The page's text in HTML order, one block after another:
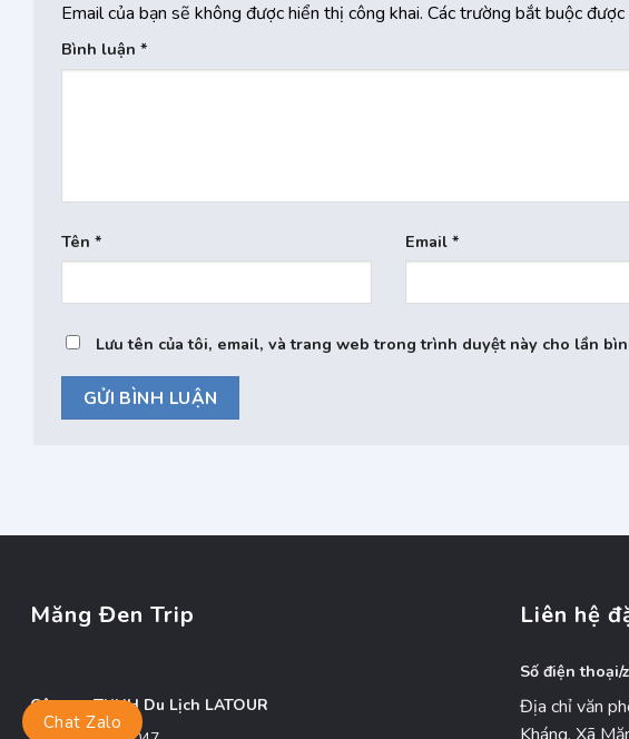
Email của bạn sẽ không được hiển thị công khai. Các trường bắt buộc được
Bình luận *
Tên * Email*
Lưu tên của tôi, email, và trang web trong trình duyệt này cho lần
Măng Đen Trip
Công ty TNHH Du Lịch LATOUR
Liên hệ
Số điện thoại/
Địa chỉ văn
Chat Zalo